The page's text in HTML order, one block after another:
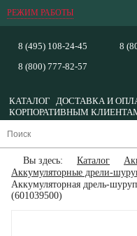
РЕЖИМ РАБОТЫ
8 (495) 108-24-45
8 (800) 777-82-57
8
КАТАЛОГ ДОСТАВКА И
КОРПОРАТИВНЫМ
Вы здесь: Каталог
Аккумуляторные дрели-
Аккумуляторная дрель-
(601039500)